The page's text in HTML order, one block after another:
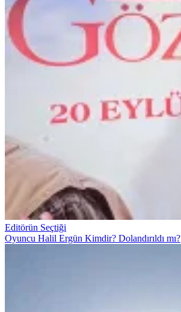
Editörün Seçtiği
Oyuncu Halil Ergün Kimdir? Dolandırıldı mı?